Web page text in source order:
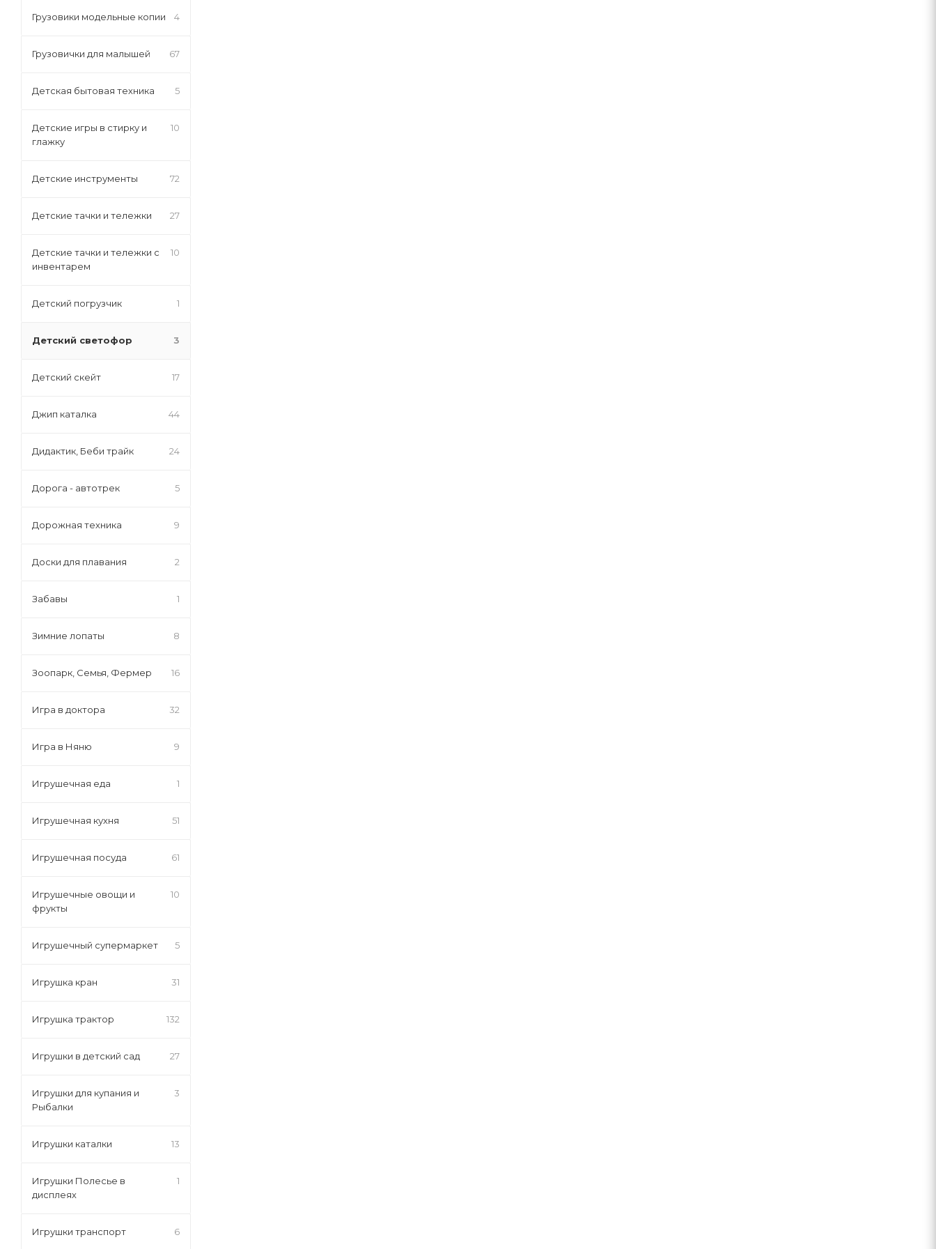
Грузовики модельные копии 4
Грузовички для малышей 67
Детская бытовая техника 5
Детские игры в стирку и
глажку
10
Детские инструменты 72
Детские тачки и тележки 27
Детские тачки и тележки с
инвентарем
10
Детский погрузчик 1
Детский светофор 3
Детский скейт 17
Джип каталка 44
Дидактик, Беби трайк 24
Дорога - автотрек 5
Дорожная техника 9
Доски для плавания 2
Забавы 1
Зимние лопаты 8
Зоопарк, Семья, Фермер 16
Игра в доктора 32
Игра в Няню 9
Игрушечная еда 1
Игрушечная кухня 51
Игрушечная посуда 61
Игрушечные овощи и
фрукты
10
Игрушечный супермаркет 5
Игрушка кран 31
Игрушка трактор 132
Игрушки в детский сад 27
Игрушки для купания и
Рыбалки
3
Игрушки каталки 13
Игрушки Полесье в
дисплеях
1
Игрушки транспорт 6